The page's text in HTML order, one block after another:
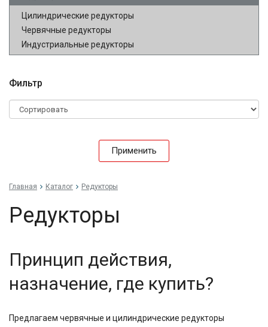
Цилиндрические редукторы
Червячные редукторы
Индустриальные редукторы
Фильтр
Применить
Главная Каталог Редукторы
Редукторы
Принцип действия,
назначение, где купить?
Предлагаем червячные и цилиндрические редукторы